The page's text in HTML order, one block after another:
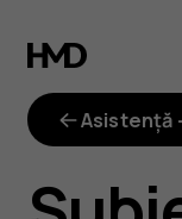
Unde
Asistență